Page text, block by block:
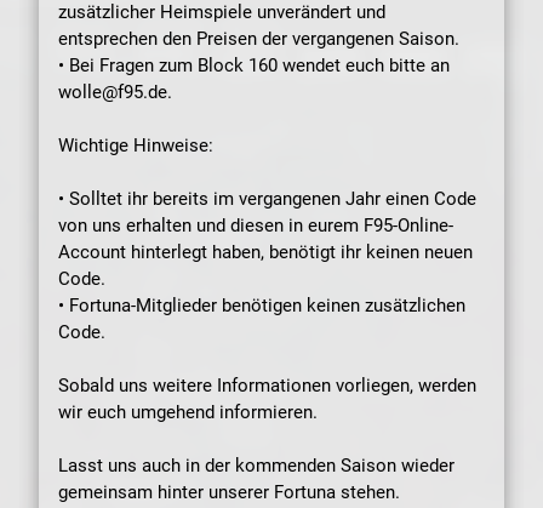
zusätzlicher Heimspiele unverändert und
entsprechen den Preisen der vergangenen Saison.
• Bei Fragen zum Block 160 wendet euch bitte an
wolle@f95.de.
Wichtige Hinweise:
• Solltet ihr bereits im vergangenen Jahr einen Code
von uns erhalten und diesen in eurem F95-Online-
Account hinterlegt haben, benötigt ihr keinen neuen
Code.
• Fortuna-Mitglieder benötigen keinen zusätzlichen
Code.
Sobald uns weitere Informationen vorliegen, werden
wir euch umgehend informieren.
Lasst uns auch in der kommenden Saison wieder
gemeinsam hinter unserer Fortuna stehen.